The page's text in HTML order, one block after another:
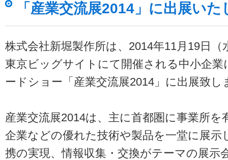
「産業交流展2014」に出展いた
株式会社新堀製作所は、2014年11月19日（
東京ビッグサイトにて開催される中小企
ードショー「産業交流展2014」に出展致し
産業交流展2014は、主に首都圏に事業所
企業などの優れた技術や製品を一堂に展示
携の実現、情報収集・交換がテーマの展示